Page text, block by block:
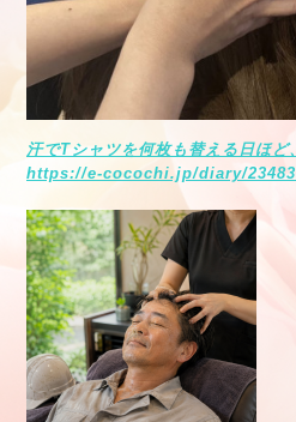
汗でTシャツを何枚も替える日ほど
https://e-cocochi.jp/diary/